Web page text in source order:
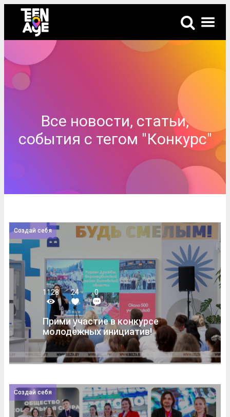
Все новости, статьи,
события с тегом "Конкурс"
Создай себя
1128 24 0
Прими участие в конкурсе
молодежных инициатив!
Создай себя